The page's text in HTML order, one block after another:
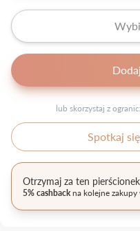
lub skorzystaj z
Spotkaj
Otrzymaj za ten pierścionek
5% cashbackna kolejne zakupy